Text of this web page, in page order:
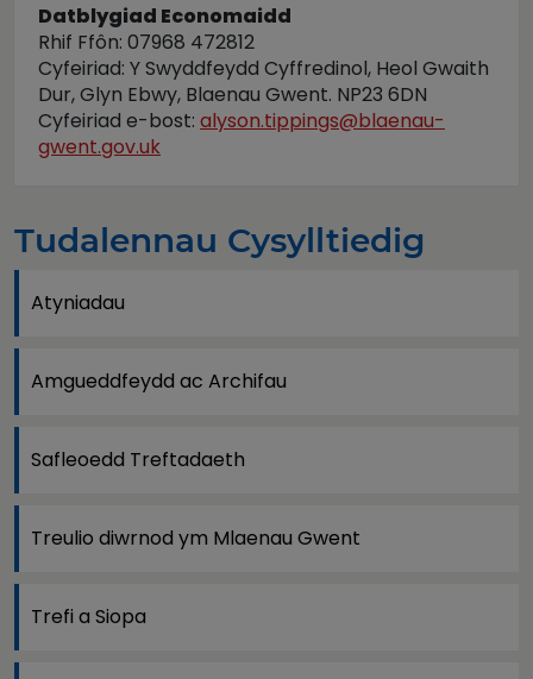
Datblygiad Economaidd
Rhif Ffôn: 07968 472812
Cyfeiriad: Y Swyddfeydd Cyffredinol, Heol Gwaith
Dur, Glyn Ebwy, Blaenau Gwent. NP23 6DN
Cyfeiriad e-bost: alyson.tippings@blaenau-
gwent.gov.uk
Tudalennau Cysylltiedig
Atyniadau
Amgueddfeydd ac Archifau
Safleoedd Treftadaeth
Treulio diwrnod ym Mlaenau Gwent
Trefi a Siopa